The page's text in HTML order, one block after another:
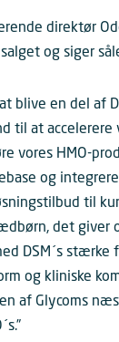
direktør
og siger
blive en del af
til at
vores HMO-
og
til
det giver
DSM´s stærke
og kliniske
af Glycoms